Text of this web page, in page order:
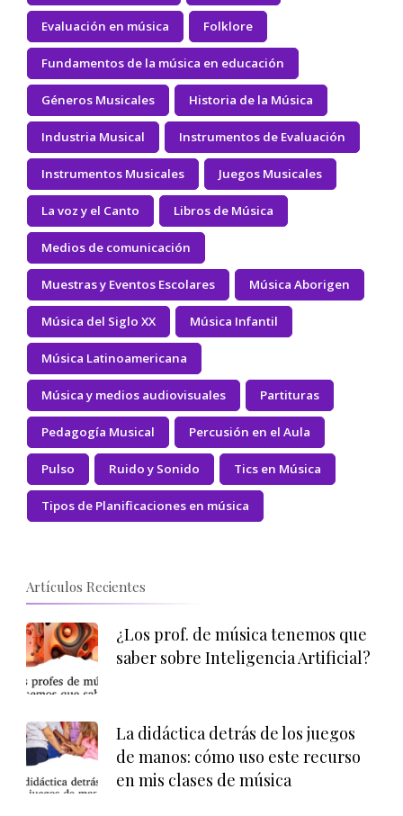
Evaluación en música Folklore
Fundamentos de la música en educación
Géneros Musicales Historia de la Música
Industria Musical Instrumentos de Evaluación
Instrumentos Musicales Juegos Musicales
La voz y el Canto Libros de Música
Medios de comunicación
Muestras y Eventos Escolares Música Aborigen
Música del Siglo XX Música Infantil
Música Latinoamericana
Música y medios audiovisuales Partituras
Pedagogía Musical Percusión en el Aula
Pulso Ruido y Sonido Tics en Música
Tipos de Planificaciones en música
Artículos Recientes
¿Los prof. de música tenemos que
saber sobre Inteligencia Artificial?
La didáctica detrás de los juegos
de manos: cómo uso este recurso
en mis clases de música